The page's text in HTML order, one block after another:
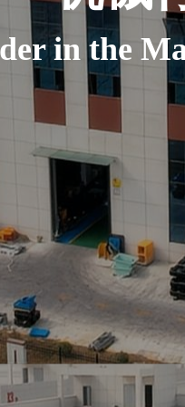
in the